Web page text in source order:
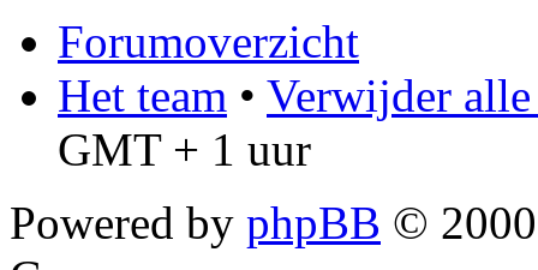
Forumoverzicht
Het team • Verwijder
GMT + 1 uur
Powered by phpBB ©